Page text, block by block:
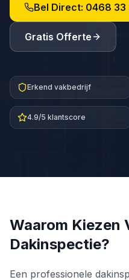
Bel Direct: 0468 33
Gratis Offerte
Erkend vakbedrijf
4.9/5 klantscore
Waarom Kiezen
Dakinspectie?
Een professionele